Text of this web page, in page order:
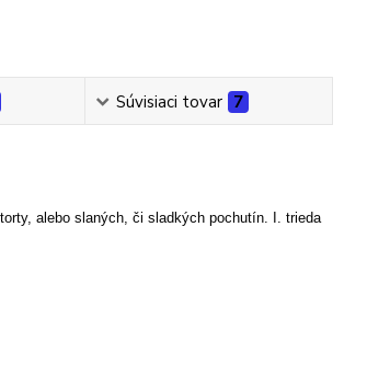
Súvisiaci tovar 7
alebo slaných, či sladkých pochutín. I. trieda